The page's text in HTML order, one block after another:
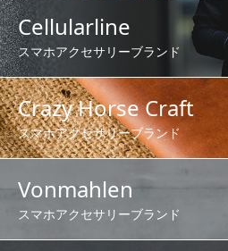
Cellularline
スマホアクセサリーブランド
Crazy Horse Craft
スマホアクセサリーブランド
Vonmahlen
スマホアクセサリーブランド